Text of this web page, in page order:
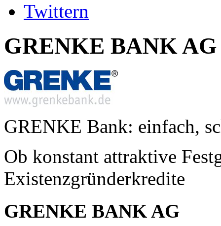
Twittern
GRENKE BANK AG
GRENKE Bank: einfach,
Ob konstant attraktive
Existenzgründerkredite
GRENKE BANK AG